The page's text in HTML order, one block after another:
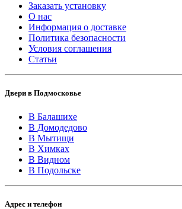
Заказать установку
О нас
Информация о доставке
Политика безопасности
Условия соглашения
Статьи
Двери в Подмосковье
В Балашихе
В Домодедово
В Мытищи
В Химках
В Видном
В Подольске
Адрес и телефон